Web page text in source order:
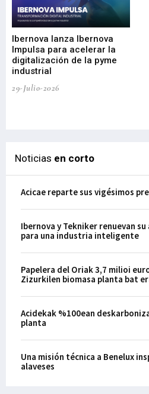
Ibernova lanza Ibernova
Impulsa para acelerar la
digitalización de la pyme
industrial
29-Julio-2026
Noticias en corto
Acicae reparte sus vigésimos
Ibernova y Tekniker renuevan
para una industria inteligente
Papelera del Oriak 3,7 milioi
Zizurkilen biomasa planta bat
Acidekak %100ean
planta
Una misión técnica a Benelux
alaveses